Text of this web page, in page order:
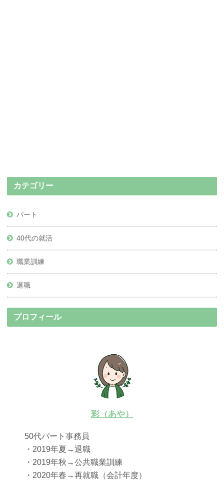
カテゴリー
パート
40代の就活
職業訓練
退職
プロフィール
彩（あや）
50代パート事務員
・2019年夏→退職
・2019年秋→公共職業訓練
・2020年春→再就職（会計年度）